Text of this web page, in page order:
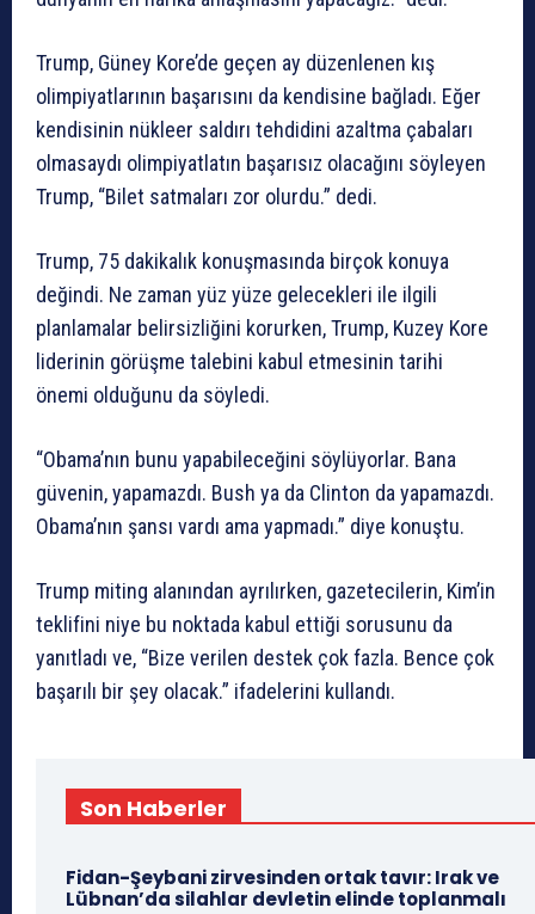
Trump, Güney Kore’de geçen ay düzenlenen kış
olimpiyatlarının başarısını da kendisine bağladı. Eğer
kendisinin nükleer saldırı tehdidini azaltma çabaları
olmasaydı olimpiyatlatın başarısız olacağını söyleyen
Trump, “Bilet satmaları zor olurdu.” dedi.
Trump, 75 dakikalık konuşmasında birçok konuya
değindi. Ne zaman yüz yüze gelecekleri ile ilgili
planlamalar belirsizliğini korurken, Trump, Kuzey Kore
liderinin görüşme talebini kabul etmesinin tarihi
önemi olduğunu da söyledi.
“Obama’nın bunu yapabileceğini söylüyorlar. Bana
güvenin, yapamazdı. Bush ya da Clinton da yapamazdı.
Obama’nın şansı vardı ama yapmadı.” diye konuştu.
Trump miting alanından ayrılırken, gazetecilerin, Kim’in
teklifini niye bu noktada kabul ettiği sorusunu da
yanıtladı ve, “Bize verilen destek çok fazla. Bence çok
başarılı bir şey olacak.” ifadelerini kullandı.
Son Haberler
Fidan-Şeybani zirvesinden ortak tavır: Irak ve
Lübnan’da silahlar devletin elinde toplanmalı